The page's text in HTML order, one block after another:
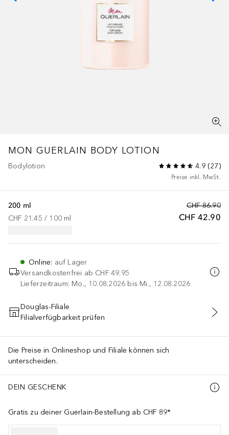
MON GUERLAIN BODY LOTION
Bodylotion 4.9(27)
Preise inkl. MwSt.
CHF 86.90
CHF 42.90
200 ml
CHF 21.45 / 100 ml
Online: auf Lager
Versandkostenfrei ab CHF 49.95
Lieferzeitraum: Mo., 10.08.2026 bis Mi., 12.08.2026
IN DEN WARENKORB
Douglas-Filiale
Filialverfügbarkeit prüfen
Die Preise in Onlineshop und Filiale können sich
unterscheiden.
DEIN GESCHENK
Gratis zu deiner Guerlain-Bestellung ab CHF 89*